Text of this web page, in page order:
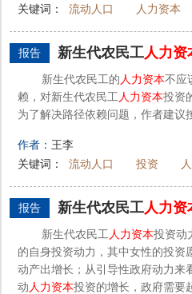
关键词：
流动人口 人力资本
报告 新生代农民工人力资
新生代农民工的 人力资本不应
赖，对新生代农民工人力资本投资
为了解决路径依赖问题，作者建议
作者： 王李
关键词：
流动人口 投资
报告 新生代农民工人力资
新生代农民工人力资本投资动
的自身投资动力，其中女性的投资
动产出增长；从引导性政府动力来
动 人力资本投资的增长，政府需要